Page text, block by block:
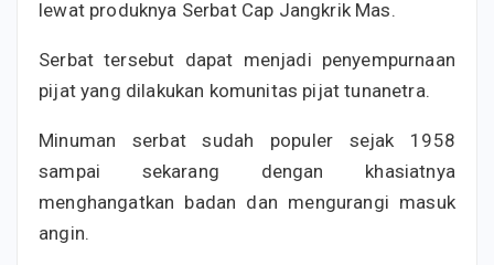
lewat produknya Serbat Cap Jangkrik Mas.
Serbat tersebut dapat menjadi penyempurnaan
pijat yang dilakukan komunitas pijat tunanetra.
Minuman serbat sudah populer sejak 1958
sampai sekarang dengan khasiatnya
menghangatkan badan dan mengurangi masuk
angin.